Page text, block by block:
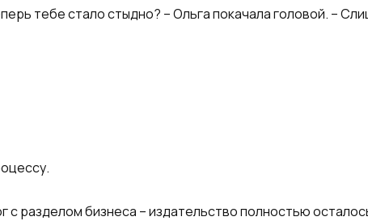
тебе стало стыдно? – Ольга покачала головой. –
с разделом бизнеса – издательство полностью